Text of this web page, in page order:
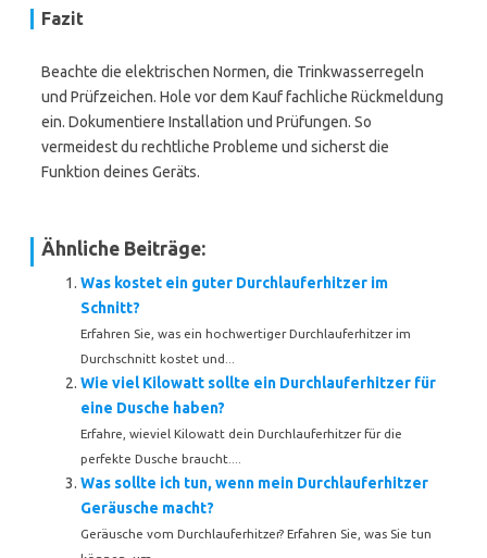
Fazit
Beachte die elektrischen Normen, die Trinkwasserregeln
und Prüfzeichen. Hole vor dem Kauf fachliche Rückmeldung
ein. Dokumentiere Installation und Prüfungen. So
vermeidest du rechtliche Probleme und sicherst die
Funktion deines Geräts.
Ähnliche Beiträge:
Was kostet ein guter Durchlauferhitzer im
Schnitt?
Erfahren Sie, was ein hochwertiger Durchlauferhitzer im
Durchschnitt kostet und...
Wie viel Kilowatt sollte ein Durchlauferhitzer für
eine Dusche haben?
Erfahre, wieviel Kilowatt dein Durchlauferhitzer für die
perfekte Dusche braucht....
Was sollte ich tun, wenn mein Durchlauferhitzer
Geräusche macht?
Geräusche vom Durchlauferhitzer? Erfahren Sie, was Sie tun